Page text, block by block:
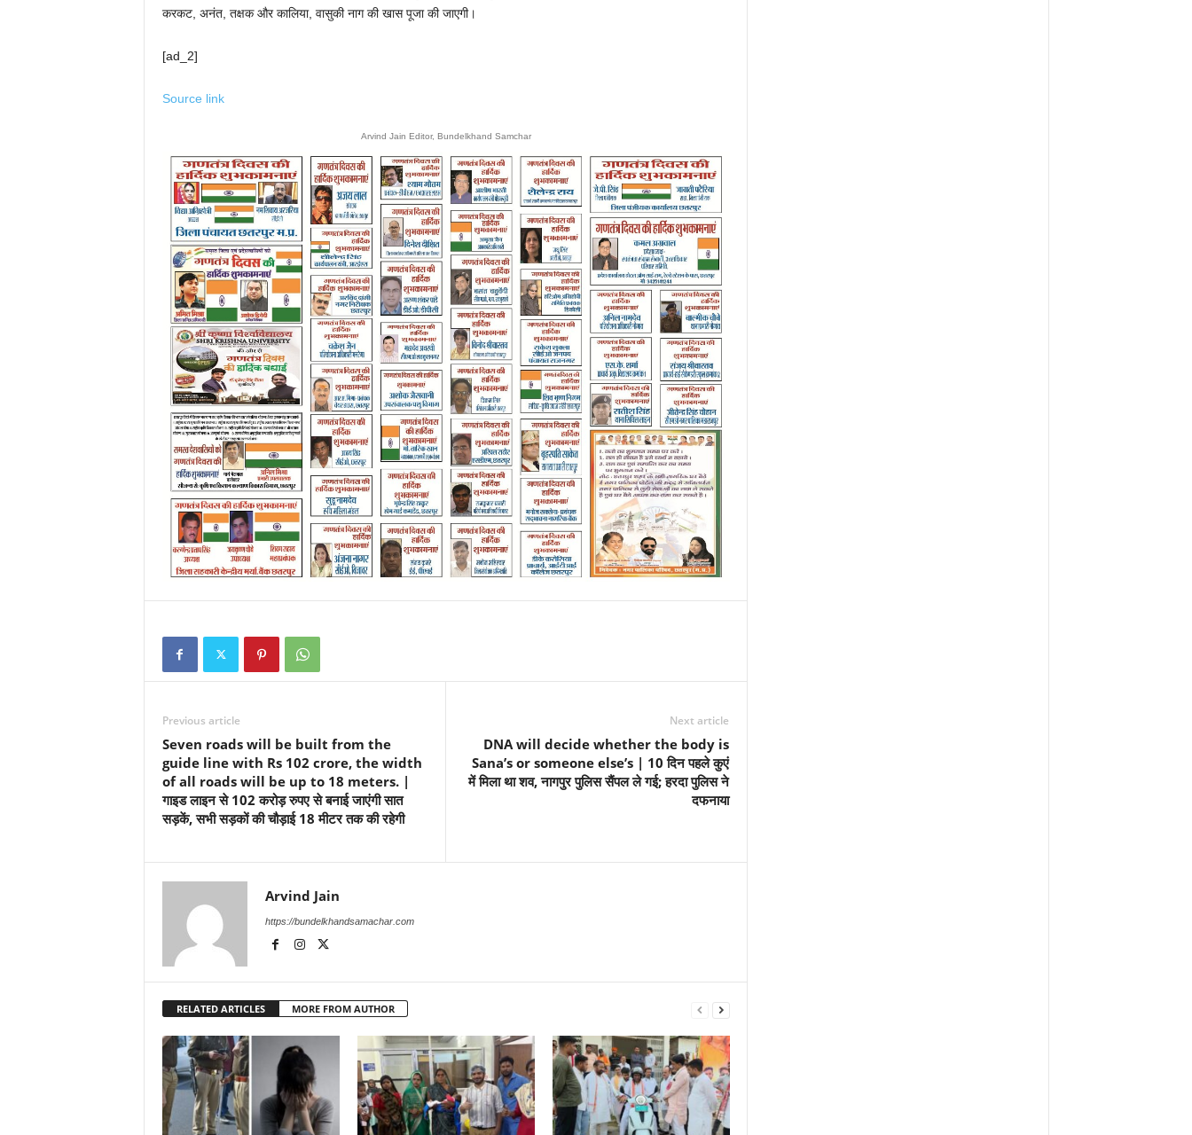
करकट, अनंत, तक्षक और कालिया, वासुकी नाग की खास पूजा की जाएगी।
[ad_2]
Source link
Arvind Jain Editor, Bundelkhand Samchar
Previous article
Seven roads will be built from the
guide line with Rs 102 crore, the width
of all roads will be up to 18 meters. |
गाइड लाइन से 102 करोड़ रुपए से बनाई जाएंगी सात
सड़कें, सभी सड़कों की चौड़ाई 18 मीटर तक की रहेगी
Next article
DNA will decide whether the body is
Sana’s or someone else’s | 10 दिन पहले कुएं
में मिला था शव, नागपुर पुलिस सैंपल ले गई; हरदा पुलिस ने
दफनाया
Arvind Jain
https://bundelkhandsamachar.com
RELATED ARTICLES MORE FROM AUTHOR